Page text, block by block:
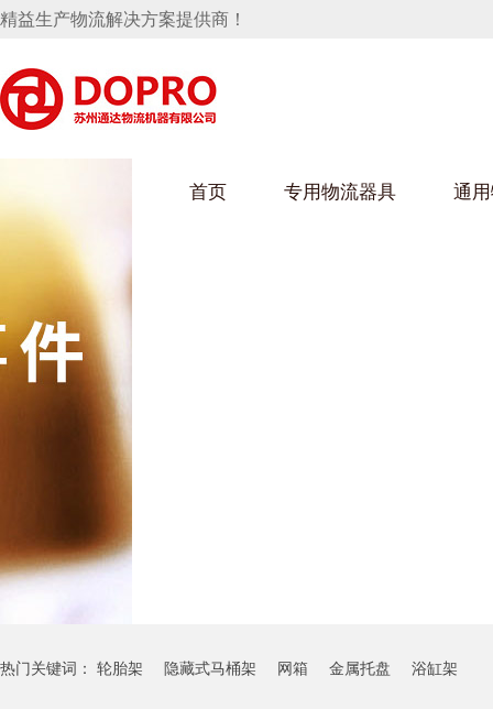
精益生产物流解决方案提供商！
首页 专用物流器具
葫芦娃下载最污架
保险杠料架
消声器料架
通
车
料架
桶水箱支架
行业
热门关键词： 轮胎架 隐藏式马桶架 网箱 金属托盘 浴缸架